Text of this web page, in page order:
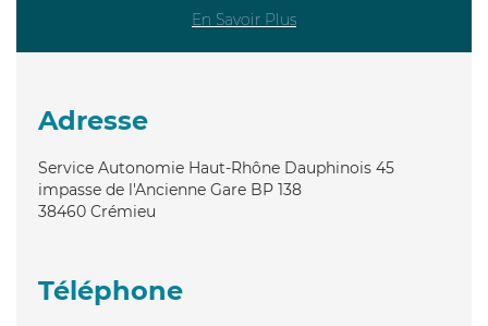
En Savoir Plus
Adresse
Service Autonomie Haut-Rhône Dauphinois 45
impasse de l'Ancienne Gare BP 138
38460 Crémieu
Téléphone